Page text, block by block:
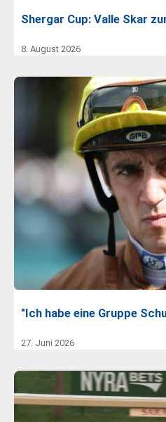
Shergar Cup: Valle Skar
8. August 2026
"Ich habe eine Gruppe
27. Juni 2026